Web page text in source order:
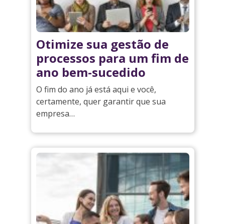
Otimize sua gestão de
processos para um fim de
ano bem-sucedido
O fim do ano já está aqui e você,
certamente, quer garantir que sua
empresa…